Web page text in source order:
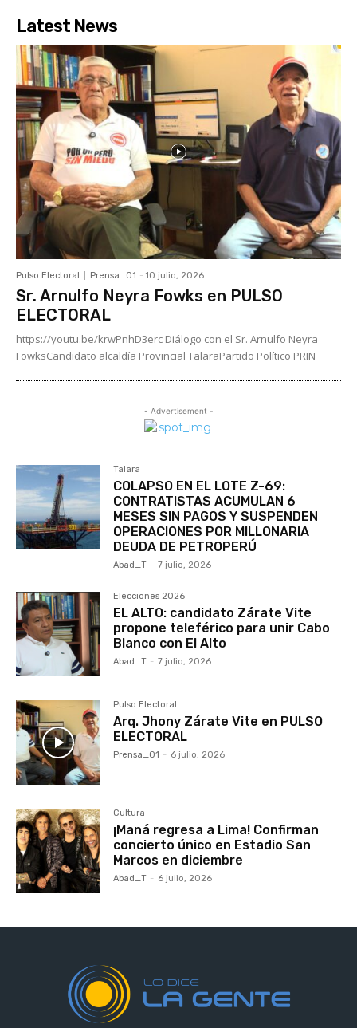
Latest News
Pulso Electoral Prensa_01 - 10 julio, 2026
Sr. Arnulfo Neyra Fowks en PULSO
ELECTORAL
https://youtu.be/krwPnhD3erc Diálogo con el Sr. Arnulfo Neyra
FowksCandidato alcaldía Provincial TalaraPartido Político PRIN
- Advertisement -
Talara
COLAPSO EN EL LOTE Z-69:
CONTRATISTAS ACUMULAN 6
MESES SIN PAGOS Y SUSPENDEN
OPERACIONES POR MILLONARIA
DEUDA DE PETROPERÚ
Abad_T - 7 julio, 2026
Elecciones 2026
EL ALTO: candidato Zárate Vite
propone teleférico para unir Cabo
Blanco con El Alto
Abad_T - 7 julio, 2026
Pulso Electoral
Arq. Jhony Zárate Vite en PULSO
ELECTORAL
Prensa_01 - 6 julio, 2026
Cultura
¡Maná regresa a Lima! Confirman
concierto único en Estadio San
Marcos en diciembre
Abad_T - 6 julio, 2026